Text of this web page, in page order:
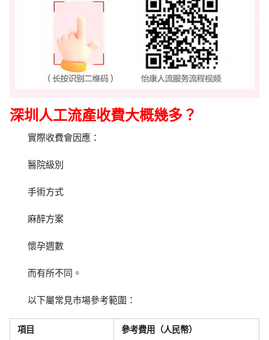
深圳人工流產收費大概幾多？
實際收費會因應：
醫院級別
手術方式
麻醉方案
懷孕週數
而有所不同。
以下屬常見市場參考範圍：
項目 參考費用（人民幣）